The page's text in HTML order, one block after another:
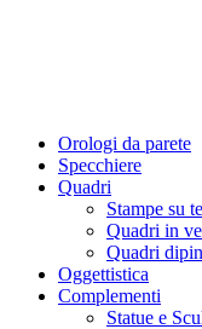
Orologi da parete
Specchiere
Quadri
Stampe su
Quadri in
Quadri
Oggettistica
Complementi
Statue e